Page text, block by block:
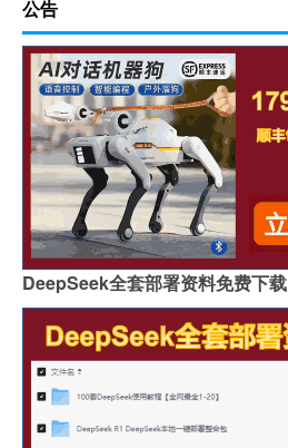
公告
DeepSeek全套部署资料免费下载